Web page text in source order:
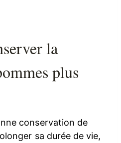
la
plus
conservation de
sa durée de vie,